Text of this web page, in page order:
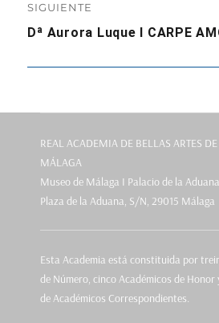
SIGUIENTE
Entrada
Dª Aurora Luque I CARPE
REAL ACADEMIA DE BELLAS ARTES
MÁLAGA
Museo de Málaga I Palacio de la
Plaza de la Aduana, S/N, 29015 Málaga
Esta Academia está constituida por
de Número, cinco Académicos de
de Académicos Correspondientes.